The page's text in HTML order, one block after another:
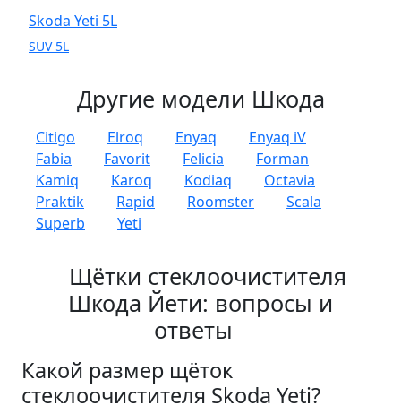
Skoda Yeti 5L
SUV 5L
Другие модели Шкода
Citigo Elroq Enyaq
Enyaq iV
Fabia
Favorit Felicia
Forman
Kamiq
Karoq Kodiaq
Octavia
Praktik
Rapid Roomster
Scala
Superb
Yeti
Щётки стеклоочистителя
Шкода Йети: вопросы и
ответы
Какой размер щёток
стеклоочистителя Skoda Yeti?